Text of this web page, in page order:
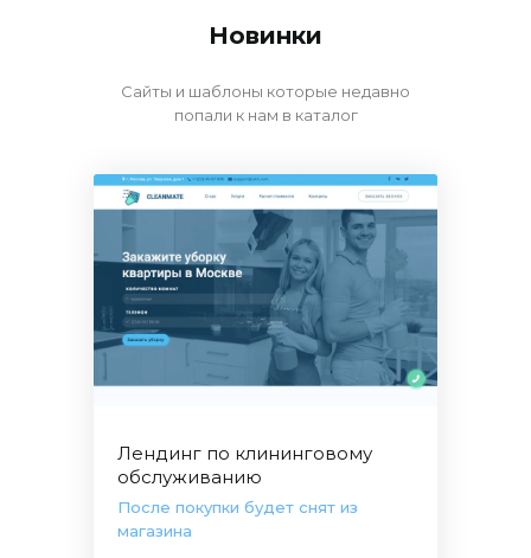
Новинки
Сайты и шаблоны которые недавно
попали к нам в каталог
Лендинг по клининговому
обслуживанию
После покупки будет снят из
магазина